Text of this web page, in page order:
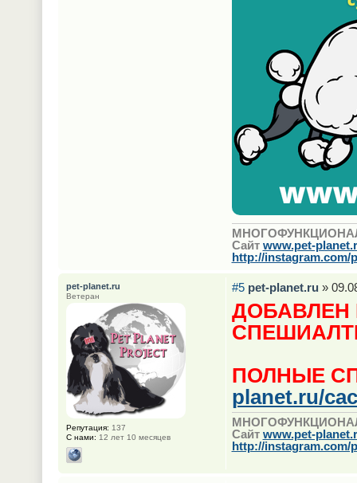
Сайт www.pet-
http://instagram.com/
#5 pet-planet.ru »
ДОБАВЛЕН
ПОЛНЫЕ
planet.ru/
Сайт www.pet-
http://instagram.com/
pet-planet.ru
Ветеран
Репутация: 137
С нами: 12 лет 10 месяцев